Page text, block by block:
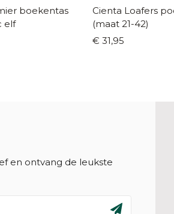
boekentas
elf
Cienta Loafers
(maat 21-42)
€ 31,95
en ontvang de leukste